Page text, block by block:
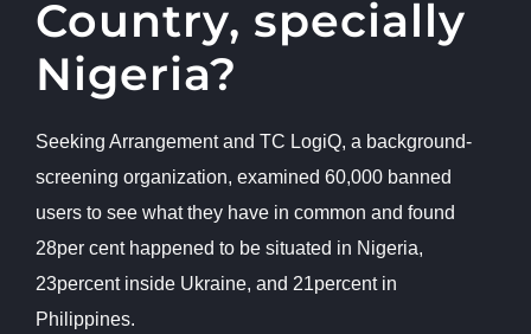
Country, specially
Nigeria?
Seeking Arrangement and TC LogiQ, a background-
screening organization, examined 60,000 banned
users to see what they have in common and found
28per cent happened to be situated in Nigeria,
23percent inside Ukraine, and 21percent in
Philippines.